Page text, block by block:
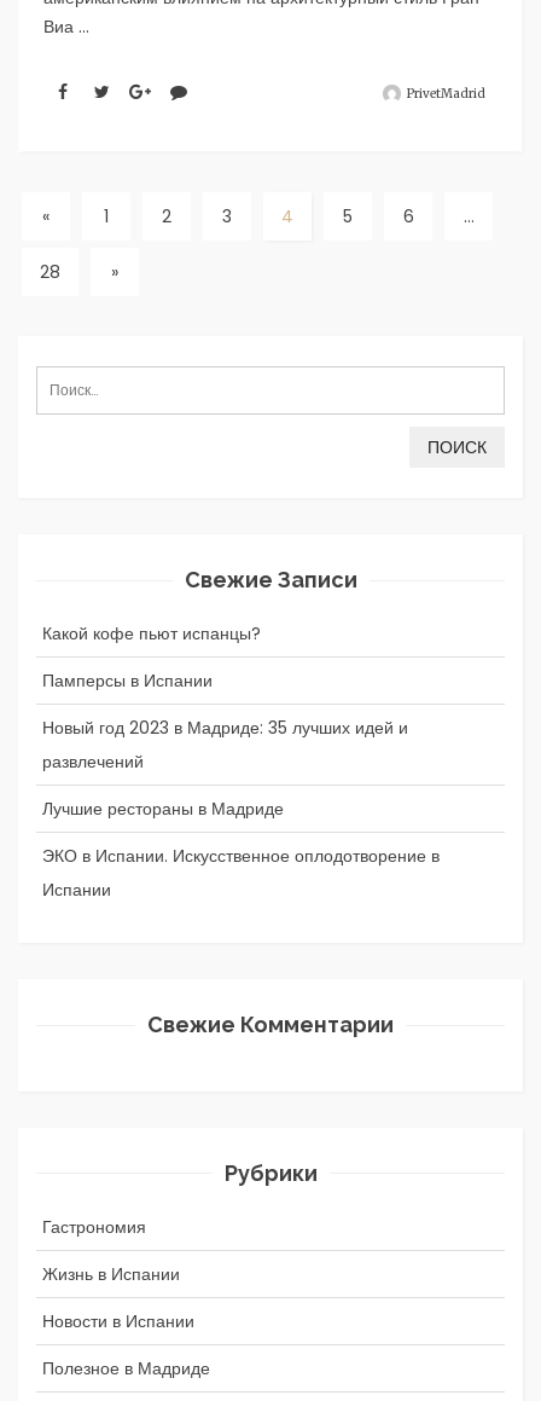
Виа ...
PrivetMadrid
« 1 2 3 4 5 6 …
28 »
Найти:
Свежие Записи
Какой кофе пьют испанцы?
Памперсы в Испании
Новый год 2023 в Мадриде: 35 лучших идей и
развлечений
Лучшие рестораны в Мадриде
ЭКО в Испании. Искусственное оплодотворение в
Испании
Свежие Комментарии
Рубрики
Гастрономия
Жизнь в Испании
Новости в Испании
Полезное в Мадриде